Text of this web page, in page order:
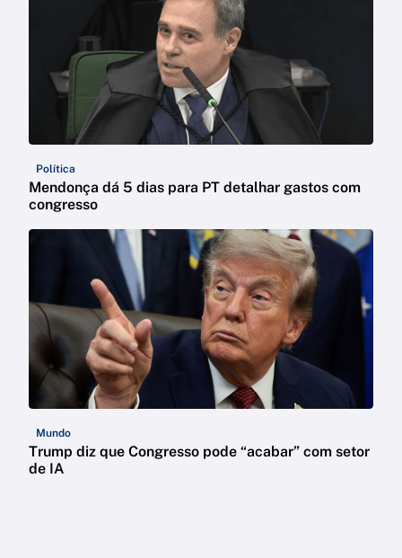
Política
Mendonça dá 5 dias para PT detalhar gastos com
congresso
Mundo
Trump diz que Congresso pode “acabar” com setor
de IA